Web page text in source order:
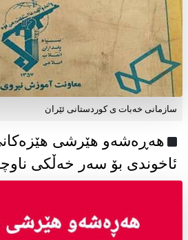
سازمانی خەبات ی كوردستانی ئێران
هەڕەشەو هێرشی
ئاخوندی بۆ سەر خەڵکی